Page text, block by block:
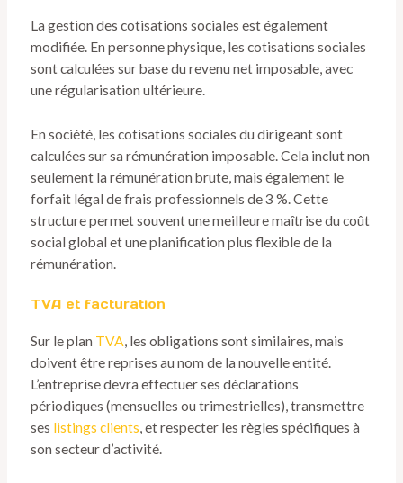
La gestion des cotisations sociales est également
modifiée. En personne physique, les cotisations sociales
sont calculées sur base du revenu net imposable, avec
une régularisation ultérieure.
En société, les cotisations sociales du dirigeant sont
calculées sur sa rémunération imposable. Cela inclut non
seulement la rémunération brute, mais également le
forfait légal de frais professionnels de 3 %. Cette
structure permet souvent une meilleure maîtrise du coût
social global et une planification plus flexible de la
rémunération.
TVA et facturation
Sur le plan TVA , les obligations sont similaires, mais
doivent être reprises au nom de la nouvelle entité.
L’entreprise devra effectuer ses déclarations
périodiques (mensuelles ou trimestrielles), transmettre
ses listings clients , et respecter les règles spécifiques à
son secteur d’activité.